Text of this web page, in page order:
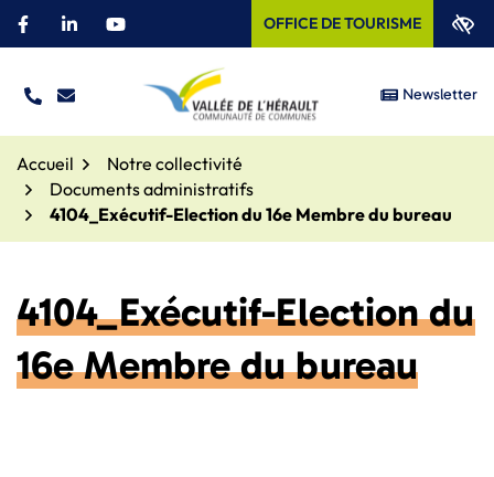
Aller
Facebook
(ouverture dans un nouvel onglet)
Linkedin
(ouverture dans un nouvel onglet)
YouTube
(ouverture dans un nouvel onglet)
OFFICE DE TOURISME
TÉL. NOUS ÉCRIRE Site officiel –
Newsletter
Accueil
Notre collectivité
Documents administratifs
4104_Exécutif-Election du 16e Membre du bureau
4104_Exécutif-Election du
16e Membre du bureau